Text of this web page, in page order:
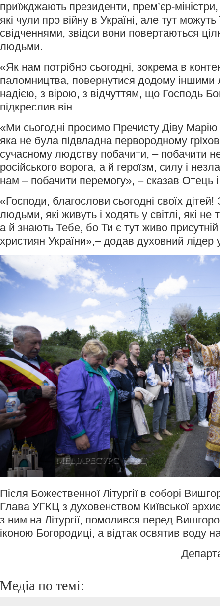
приїжджають президенти, прем’єр-
які чули про війну в Україні, але тут можуть
свідченнями, звідси вони повертаються
людьми.
«Як нам потрібно сьогодні, зокрема в
паломництва, повернутися додому іншими
надією, з вірою, з відчуттям, що Господь
підкреслив він.
«Ми сьогодні просимо Пречисту Діву
яка не була підвладна первородному
сучасному людству побачити, – побачити
російського ворога, а й героїзм, силу і
нам – побачити перемогу», – сказав Отець
«Господи, благослови сьогодні своїх
людьми, які живуть і ходять у світлі, які не
а й знають Тебе, бо Ти є тут живо
християн України»,– додав духовний лідер
Після Божественної Літургії в соборі
Глава УГКЦ з духовенством Київської
з ним на Літургії, помолився перед
іконою Богородиці, а відтак освятив воду
Медіа по темі: